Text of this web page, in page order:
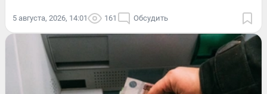
5 августа, 2026, 14:01 161 Обсудить